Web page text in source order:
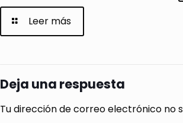
Leer más
Deja una respuesta
Tu dirección de correo electrónico no